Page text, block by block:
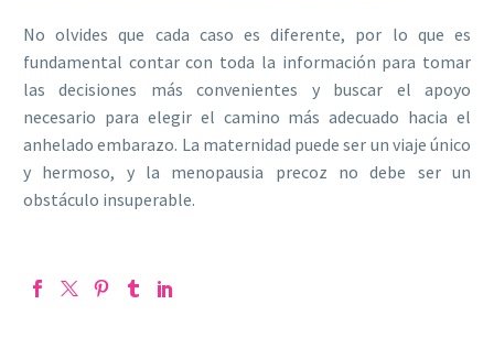
No olvides que cada caso es diferente, por lo que es
fundamental contar con toda la información para tomar
las decisiones más convenientes y buscar el apoyo
necesario para elegir el camino más adecuado hacia el
anhelado embarazo. La maternidad puede ser un viaje único
y hermoso, y la menopausia precoz no debe ser un
obstáculo insuperable.